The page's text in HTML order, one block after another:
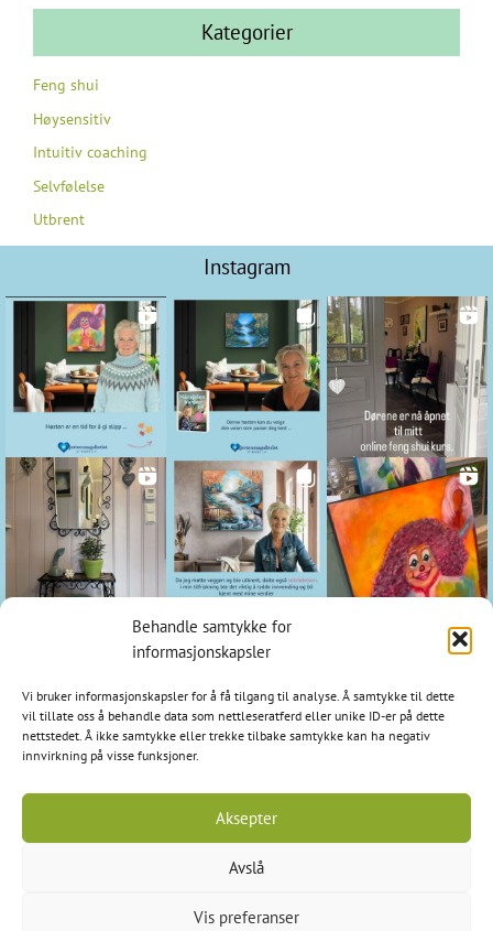
Behandle samtykke for
informasjonskapsler
Vi bruker informasjonskapsler for å få tilgang til analyse. Å samtykke til dette
vil tillate oss å behandle data som nettleseratferd eller unike ID-er på dette
nettstedet. Å ikke samtykke eller trekke tilbake samtykke kan ha negativ
innvirkning på visse funksjoner.
Aksepter
Avslå
Vis preferanser
Kategorier
Feng shui
Høysensitiv
Intuitiv coaching
Selvfølelse
Utbrent
Instagram
Kontakt
Hjerteromsgalleriet
1798 Aremark
E-post: post@hjerteromsgalleriet.no
Tlf: 95 97 97 24
Cookieerklæring-Personvern